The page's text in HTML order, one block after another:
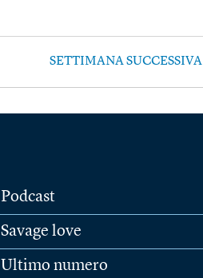
SETTIMANA SUCCESSIVA
Podcast
Savage love
Ultimo numero